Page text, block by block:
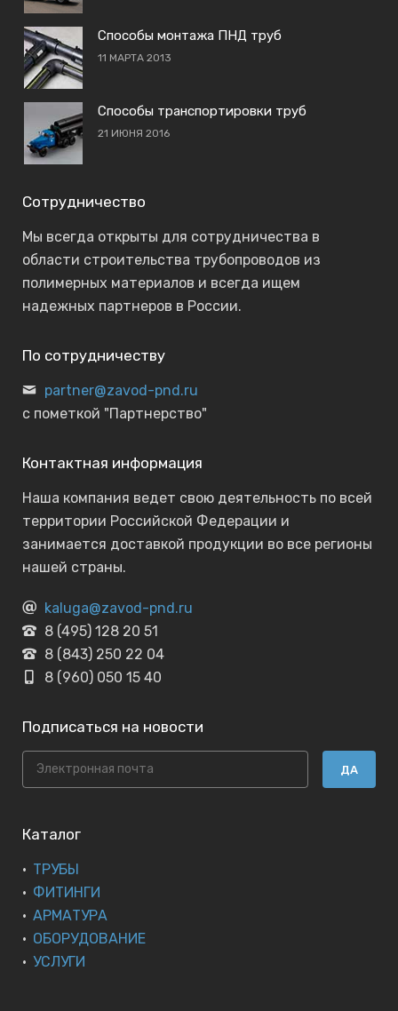
Способы монтажа ПНД труб
11 МАРТА 2013
Способы транспортировки труб
21 ИЮНЯ 2016
Сотрудничество
Мы всегда открыты для сотрудничества в
области строительства трубопроводов из
полимерных материалов и всегда ищем
надежных партнеров в России.
По сотрудничеству
partner@zavod-pnd.ru
с пометкой "Партнерство"
Контактная информация
Наша компания ведет свою деятельность по всей
территории Российской Федерации и
занимается доставкой продукции во все регионы
нашей страны.
kaluga@zavod-pnd.ru
8 (495) 128 20 51
8 (843) 250 22 04
8 (960) 050 15 40
Подписаться на новости
ДА
Каталог
ТРУБЫ
ФИТИНГИ
АРМАТУРА
ОБОРУДОВАНИЕ
УСЛУГИ